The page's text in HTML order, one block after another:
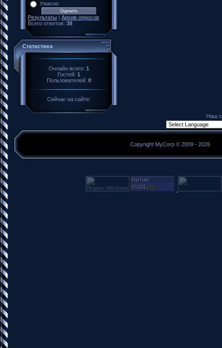
Ужасно
Результаты | Архив опросов
Всего ответов: 38
Статистика
Онлайн всего: 1
Гостей: 1
Пользователей: 0
Сейчас на сайте:
Наш
Copyright MyCorp © 2009 - 2026